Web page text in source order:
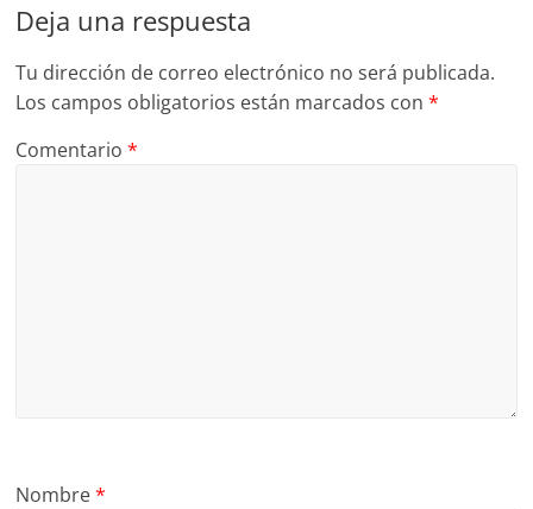
Deja una respuesta
Tu dirección de correo electrónico no será publicada.
Los campos obligatorios están marcados con*
Comentario*
Nombre*